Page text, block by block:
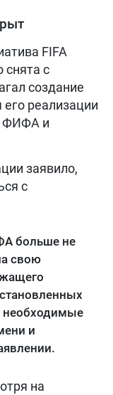
FIFA
снята с
создание
реализации
ФИФА и
заявило,
с
больше не
свою
необходимые
и
на